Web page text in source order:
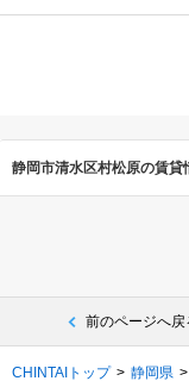
静岡市清水区村松原の賃貸
前のページへ戻
CHINTAIトップ 静岡県